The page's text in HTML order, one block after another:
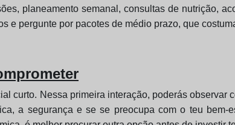
planeamento semanal, consultas de nutrição,
e pergunte por pacotes de médio prazo, que
curto. Nessa primeira interação, poderás
a segurança e se se preocupa com o teu